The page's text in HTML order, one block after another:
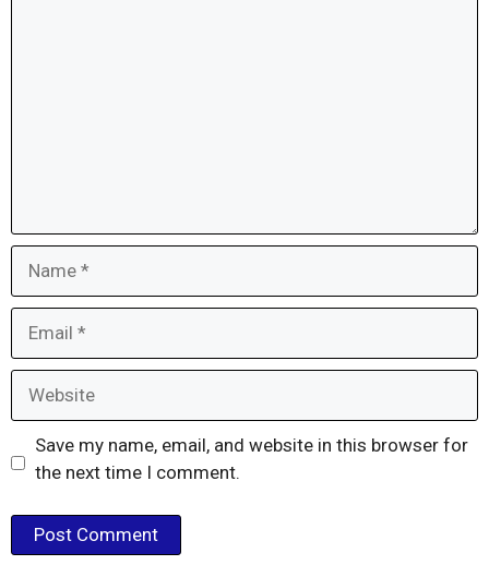
Save my name, email, and website in this browser for
the next time I comment.